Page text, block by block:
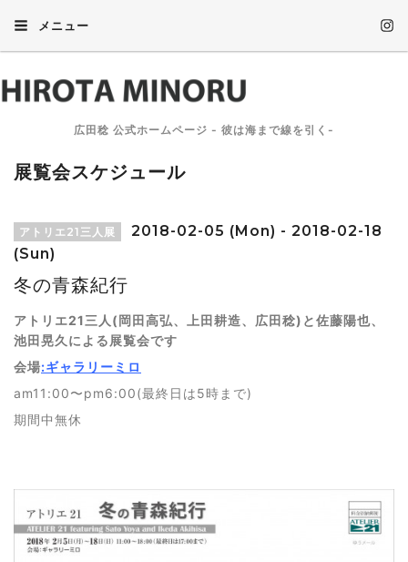
メニュー
広田稔 公式ホームページ - 彼は海まで線を引く-
展覧会スケジュール
アトリエ21三人展
2018-02-05 (Mon) - 2018-02-18
(Sun)
冬の青森紀行
アトリエ21三人(岡田高弘、上田耕造、広田稔)と佐藤陽也、
池田晃久による展覧会です
会場:ギャラリーミロ
am11:00〜pm6:00(最終日は5時まで)
期間中無休